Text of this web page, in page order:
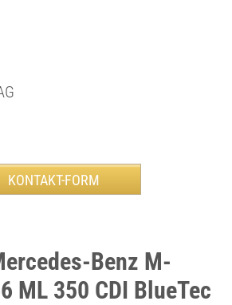
Benz M-
ML 350 CDI BlueTec